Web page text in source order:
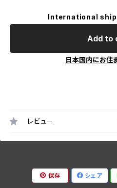
International
Add to
日本国内にお住
レビュー
保存 シェア